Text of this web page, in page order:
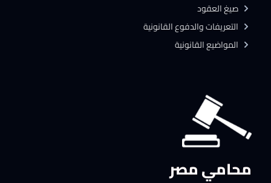
محامي مصر
صيغ العقود
التعريفات والدفوع القانونية
المواضيع القانونية